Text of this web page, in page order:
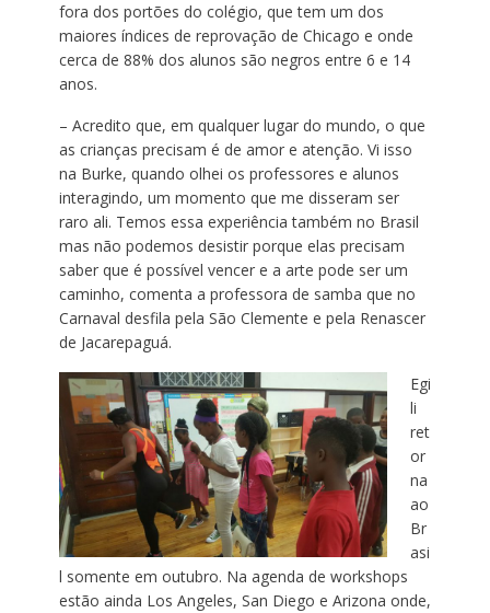
fora dos portões do colégio, que tem um dos
maiores índices de reprovação de Chicago e onde
cerca de 88% dos alunos são negros entre 6 e 14
anos.
– Acredito que, em qualquer lugar do mundo, o que
as crianças precisam é de amor e atenção. Vi isso
na Burke, quando olhei os professores e alunos
interagindo, um momento que me disseram ser
raro ali. Temos essa experiência também no Brasil
mas não podemos desistir porque elas precisam
saber que é possível vencer e a arte pode ser um
caminho, comenta a professora de samba que no
Carnaval desfila pela São Clemente e pela Renascer
de Jacarepaguá.
Egi
li
ret
or
na
ao
Br
asi
l somente em outubro. Na agenda de workshops
estão ainda Los Angeles, San Diego e Arizona onde,